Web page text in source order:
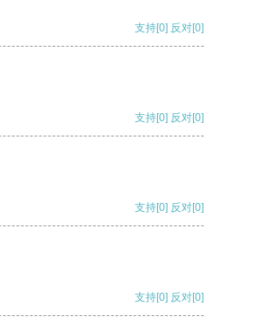
支持[0] 反对[0]
支持[0] 反对[0]
支持[0] 反对[0]
支持[0] 反对[0]